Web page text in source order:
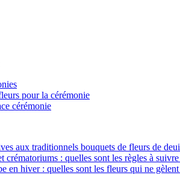
pour la cérémonie
cérémonie
aux traditionnels bouquets de fleurs de
crématoriums : quelles sont les règles à
en hiver : quelles sont les fleurs qui ne gèlent